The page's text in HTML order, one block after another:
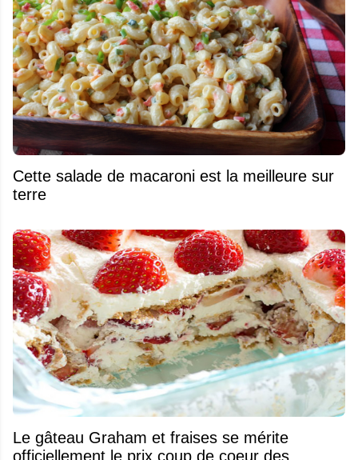
Cette salade de macaroni est la meilleure sur
terre
Le gâteau Graham et fraises se mérite
officiellement le prix coup de coeur des